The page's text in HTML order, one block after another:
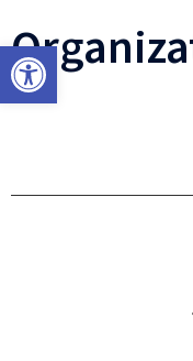
Otwórz pasek narzędzi